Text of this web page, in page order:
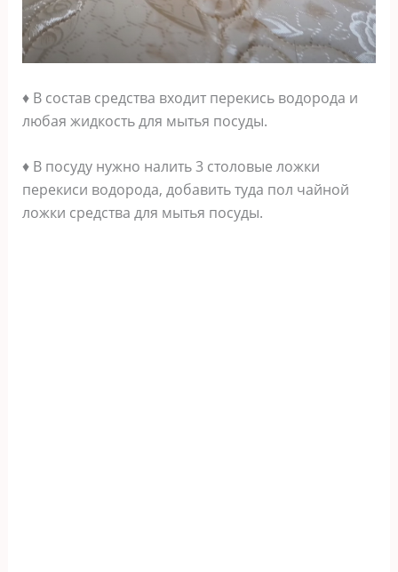
♦ В состав средства входит перекись водорода и
любая жидкость для мытья посуды.
♦ В посуду нужно налить 3 столовые ложки
перекиси водорода, добавить туда пол чайной
ложки средства для мытья посуды.